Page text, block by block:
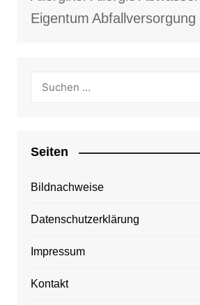
Eigentum Abfallversorgung
Seiten
Bildnachweise
Datenschutzerklärung
Impressum
Kontakt